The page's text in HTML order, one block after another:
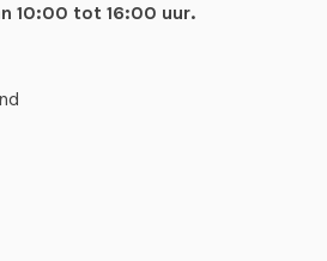
10:00 tot 16:00 uur.